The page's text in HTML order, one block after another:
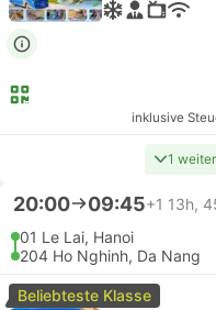
inklusive
1
20:00 09:45+1 13h,
01 Le Lai, Hanoi
204 Ho Nghinh, Da Nang
Beliebteste Klasse